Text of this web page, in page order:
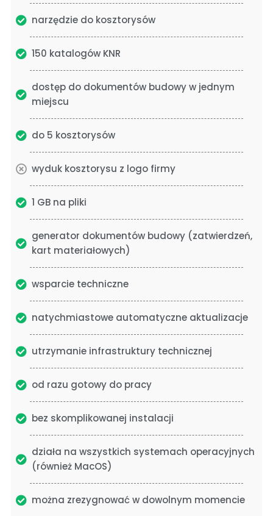
narzędzie do kosztorysów
150 katalogów KNR
dostęp do dokumentów budowy w jednym
miejscu
do 5 kosztorysów
wyduk kosztorysu z logo firmy
1 GB na pliki
generator dokumentów budowy (zatwierdzeń,
kart materiałowych)
wsparcie techniczne
natychmiastowe automatyczne aktualizacje
utrzymanie infrastruktury technicznej
od razu gotowy do pracy
bez skomplikowanej instalacji
działa na wszystkich systemach operacyjnych
(również MacOS)
można zrezygnować w dowolnym momencie